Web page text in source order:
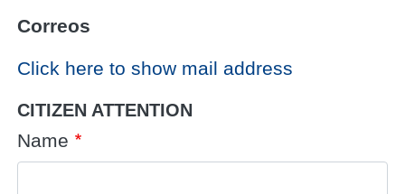
Correos
Click here to show mail address
CITIZEN ATTENTION
Name